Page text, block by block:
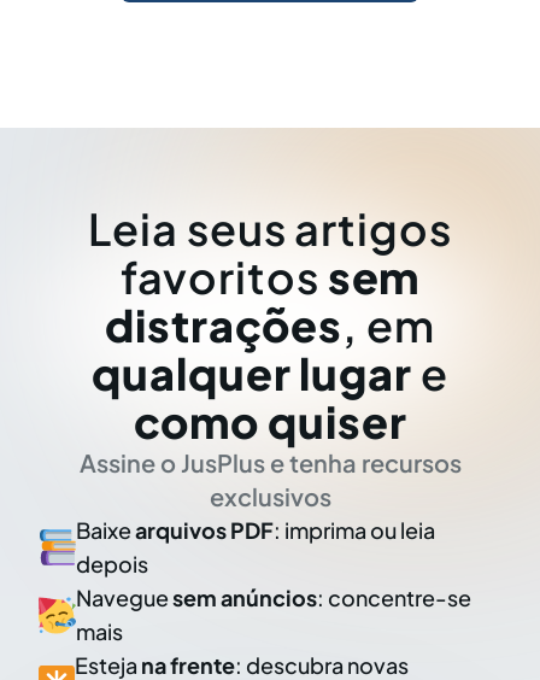
Leia seus artigos
favoritos sem
distrações, em
qualquer lugar e
como quiser
Assine o JusPlus e tenha recursos
exclusivos
Baixearquivos PDF: imprima ou leia
depois
Naveguesem anúncios: concentre-se
mais
Esteja na frente: descubra novas